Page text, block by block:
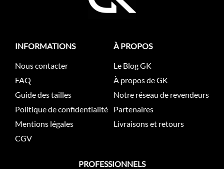
INFORMATIONS
Nous contacter
FAQ
Guide des tailles
Politique de confidentialité
Mentions légales
CGV
À PROPOS
Le Blog GK
À propos de GK
Notre réseau de revendeurs
Partenaires
Livraisons et retours
PROFESSIONNELS